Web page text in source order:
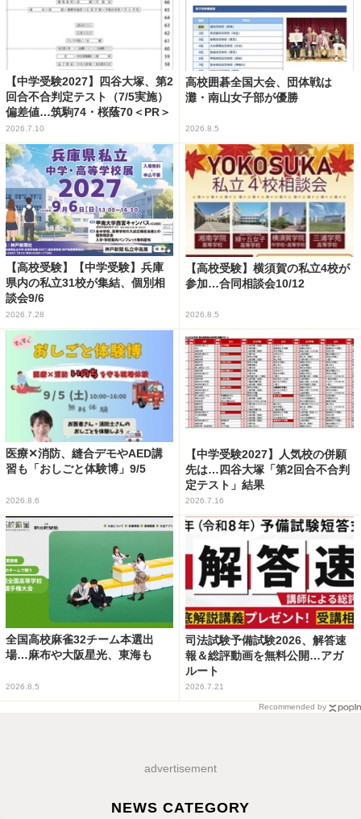
【中学受験2027】四谷大塚、第2
回合不合判定テスト（7/5実施）
偏差値…筑駒74・桜蔭70＜PR＞
2026.7.10
高校囲碁全国大会、団体戦は
灘・南山女子部が優勝
2026.8.5
【高校受験】【中学受験】兵庫
県内の私立31校が集結、個別相
談会9/6
2026.7.28
【高校受験】横須賀の私立4校が
参加…合同相談会10/12
2026.8.5
医療✕消防、縫合デモやAED講
習も「おしごと体験博」9/5
2026.8.6
【中学受験2027】人気校の併願
先は…四谷大塚「第2回合不合判
定テスト」結果
2026.7.16
全国高校麻雀32チーム本選出
場…麻布や大阪星光、東海も
2026.8.5
司法試験予備試験2026、解答速
報＆総評動画を無料公開…アガ
ルート
2026.7.21
Recommended by
advertisement
NEWS CATEGORY